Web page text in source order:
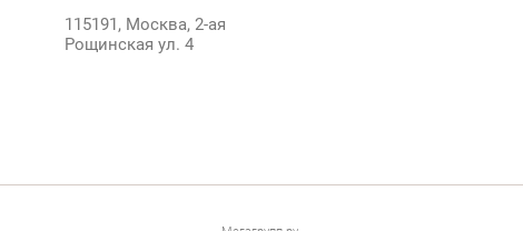
115191, Москва, 2-ая
Рощинская ул. 4